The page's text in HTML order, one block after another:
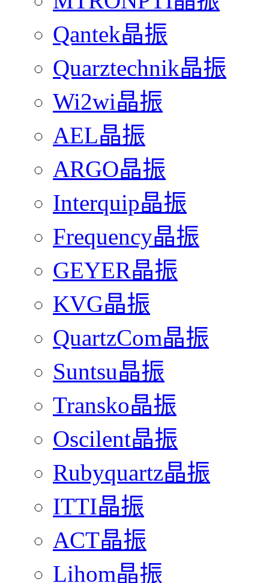
Qantek晶振
Quarztechnik晶振
Wi2wi晶振
AEL晶振
ARGO晶振
Interquip晶振
Frequency晶振
GEYER晶振
KVG晶振
QuartzCom晶振
Suntsu晶振
Transko晶振
Oscilent晶振
Rubyquartz晶振
ITTI晶振
ACT晶振
Lihom晶振